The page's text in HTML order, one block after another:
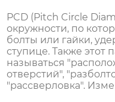
PCD (Pitch Circle
окружности, по
болты или гайки,
ступице. Также этот
называться
отверстий",
"рассверловка".